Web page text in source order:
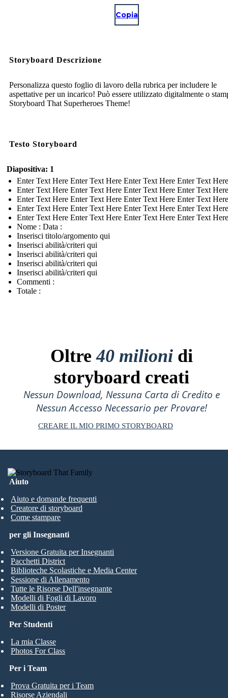
Copia
Storyboard Descrizione
Personalizza questo foglio di lavoro della rubrica per includere le
aspettative per un incarico! Può essere utilizzato digitalmente o
Storyboard That Superheroes Theme!
Testo Storyboard
Diapositiva: 1
Enter Text Here Enter Text Here Enter Text Here Enter Text Here
Enter Text Here Enter Text Here Enter Text Here Enter Text Here
Enter Text Here Enter Text Here Enter Text Here Enter Text Here
Enter Text Here Enter Text Here Enter Text Here Enter Text Here
Enter Text Here Enter Text Here Enter Text Here Enter Text Here
Nome : Data :
Inserisci titolo/argomento qui
Inserisci abilità/criteri qui
Inserisci abilità/criteri qui
Inserisci abilità/criteri qui
Inserisci abilità/criteri qui
Commenti :
Totale :
Oltre40 milioni di
storyboard creati
Nessun Download, Nessuna Carta di Credito e
Nessun Accesso Necessario per Provare!
CREARE IL MIO PRIMO STORYBOARD
Aiuto
Aiuto e domande frequenti
Creatore di storyboard
Come stampare
Per Studenti
La mia Classe
Photos For Class
per gli Insegnanti
Versione Gratuita per Insegnanti
Pacchetti District
Biblioteche Scolastiche e Media Center
Sessione di Allenamento
Tutte le Risorse Dell'insegnante
Modelli di Fogli di Lavoro
Modelli di Poster
Per i Team
Prova Gratuita per i Team
Risorse Aziendali